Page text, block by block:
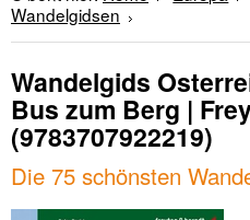
Wandelgidsen
Wandelgids
Bus zum Berg |
(9783707922219)
Die 75 schönsten